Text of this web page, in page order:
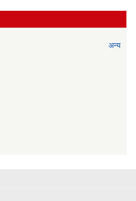
अन्य